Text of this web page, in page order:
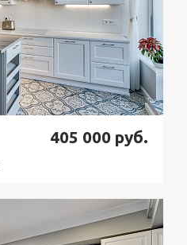
405 000 руб.
Узнать стоимость